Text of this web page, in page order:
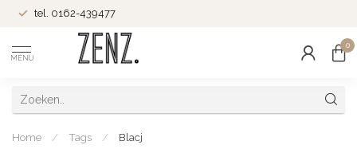
tel. 0162-439477
MENU
0
Home / Tags / Blacj